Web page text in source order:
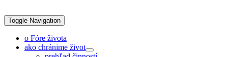
Toggle Navigation
o Fóre života
ako chránime život